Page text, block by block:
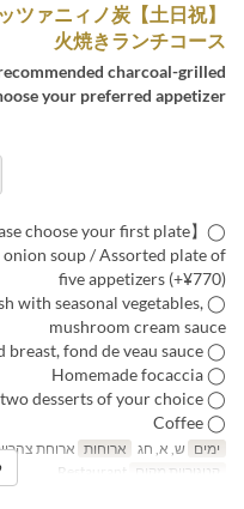
メッツァニィノ炭
火焼きランチコース
charcoal-grilled
your preferred appetizer.
◯【Please choose your first plate】
soup / Assorted plate of
five appetizers (+¥770)
with seasonal vegetables,
mushroom cream sauce
◯ Charcoal-grilled chicken thigh and breast, fond de veau sauce
◯ Homemade focaccia
◯ Assorted plate of two desserts of your choice
◯ Coffee
ימים ש, א, חג ארוחות ארוחת
קטגוריית מקום